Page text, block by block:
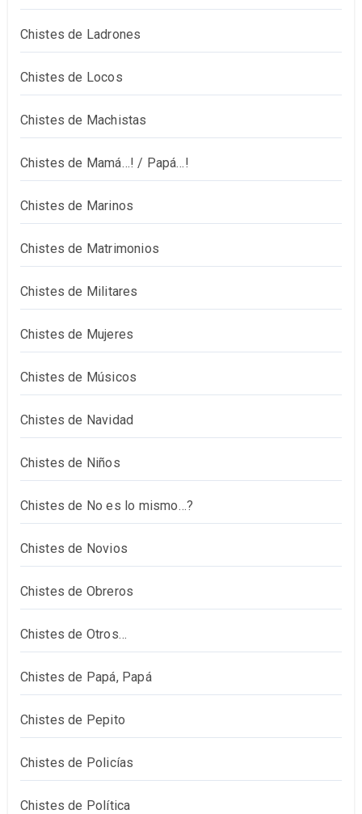
Chistes de Ladrones
Chistes de Locos
Chistes de Machistas
Chistes de Mamá…! / Papá…!
Chistes de Marinos
Chistes de Matrimonios
Chistes de Militares
Chistes de Mujeres
Chistes de Músicos
Chistes de Navidad
Chistes de Niños
Chistes de No es lo mismo…?
Chistes de Novios
Chistes de Obreros
Chistes de Otros…
Chistes de Papá, Papá
Chistes de Pepito
Chistes de Policías
Chistes de Política